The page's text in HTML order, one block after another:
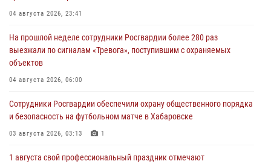
04 августа 2026, 23:41
На прошлой неделе сотрудники Росгвардии более 280 раз
выезжали по сигналам «Тревога», поступившим с охраняемых
объектов
04 августа 2026, 06:00
Сотрудники Росгвардии обеспечили охрану общественного порядка
и безопасность на футбольном матче в Хабаровске
03 августа 2026, 03:13 1
1 августа свой профессиональный праздник отмечают